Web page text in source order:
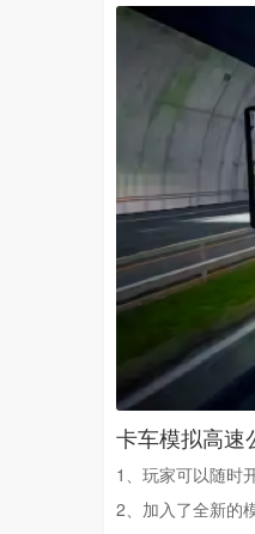
卡车模拟高速
1、玩家可以随时
2、加入了全新的